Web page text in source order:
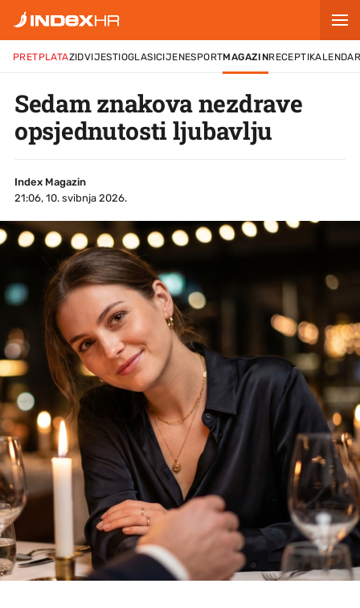
PRETPLATAZIDVIJESTIOGLASICIJENESPORTMAGAZINRECEPTI
Sedam znakova nezdrave
opsjednutosti ljubavlju
Index Magazin
21:06, 10. svibnja 2026.